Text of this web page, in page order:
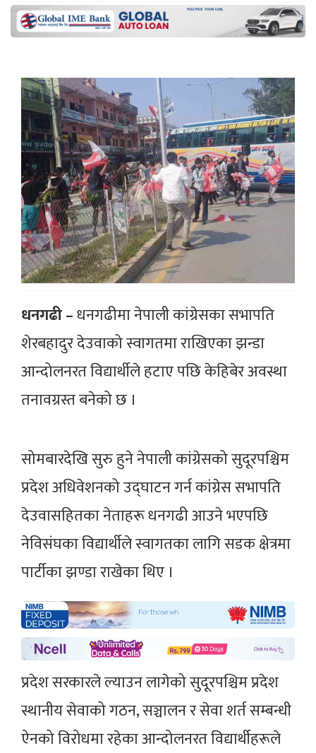
धनगढी –धनगढीमा नेपाली कांग्रेसका सभापति
शेरबहादुर देउवाको स्वागतमा राखिएका झन्डा
आन्दोलनरत विद्यार्थीले हटाए पछि केहिबेर अवस्था
तनावग्रस्त बनेको छ ।
सोमबारदेखि सुरु हुने नेपाली कांग्रेसको सुदूरपश्चिम
प्रदेश अधिवेशनको उद्‍घाटन गर्न कांग्रेस सभापति
देउवासहितका नेताहरू धनगढी आउने भएपछि
नेविसंघका विद्यार्थीले स्वागतका लागि सडक क्षेत्रमा
पार्टीका झण्डा राखेका थिए ।
प्रदेश सरकारले ल्याउन लागेको सुदूरपश्चिम प्रदेश
स्थानीय सेवाको गठन, सञ्चालन र सेवा शर्त सम्बन्धी
ऐनको विरोधमा रहेका आन्दोलनरत विद्यार्थीहरूले